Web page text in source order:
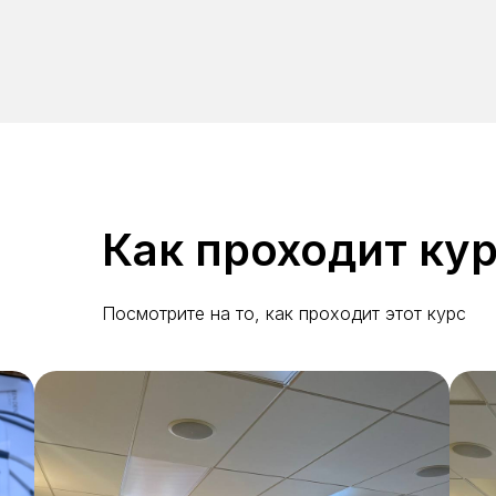
Как проходит
Посмотрите на то, как проходит этот курс